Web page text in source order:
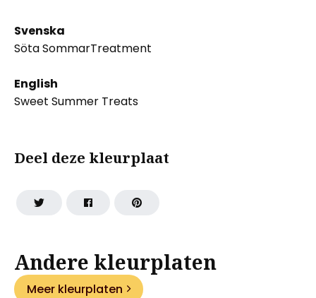
Svenska
Söta SommarTreatment
English
Sweet Summer Treats
Deel deze kleurplaat
Andere kleurplaten
Meer kleurplaten